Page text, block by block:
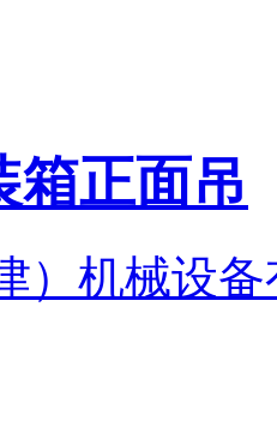
箱正面吊
）机械设